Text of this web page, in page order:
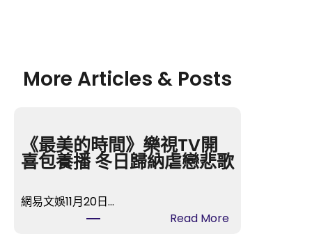
More Articles & Posts
《最美的時間》樂視TV開
喜包養播 冬日歸納虐戀悲歌
網易文娛11月20日…
Read More: